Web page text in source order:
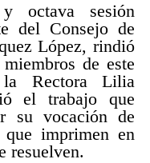
octava sesión
del Consejo de
López, rindió
de este
Rectora Lilia
el trabajo que
su vocación de
imprimen en
resuelven.